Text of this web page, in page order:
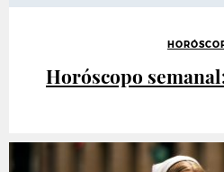
Horóscopo